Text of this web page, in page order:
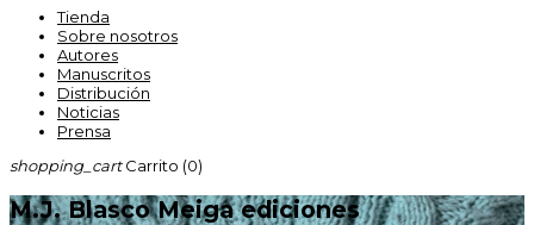
Tienda
Sobre nosotros
Autores
Manuscritos
Distribución
Noticias
Prensa
shopping_cart Carrito (0)
M.J. Blasco Meiga ediciones